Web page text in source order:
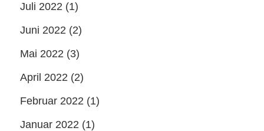
Juli 2022 (1)
Juni 2022 (2)
Mai 2022 (3)
April 2022 (2)
Februar 2022 (1)
Januar 2022 (1)